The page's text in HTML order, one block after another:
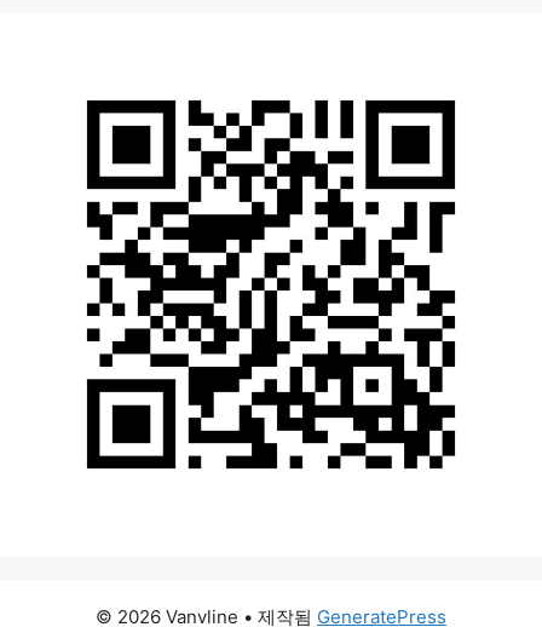
© 2026 Vanvline • 제작됨 GeneratePress